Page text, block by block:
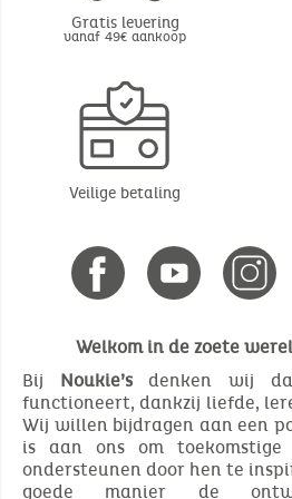
Gratis levering
vanaf 49€ aankoop
Veilige betaling
Welkom in de zoete
Bij Noukie’sdenken wij
functioneert, dankzij liefde,
Wij willen bijdragen aan een
is aan ons om
ondersteunen door hen te
goede manier de